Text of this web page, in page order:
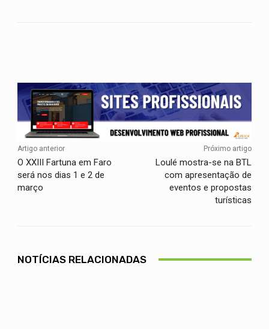
Artigo anterior
O XXIII Fartuna em Faro
será nos dias 1 e 2 de
março
Próximo artigo
Loulé mostra-se na BTL
com apresentação de
eventos e propostas
turísticas
NOTÍCIAS RELACIONADAS